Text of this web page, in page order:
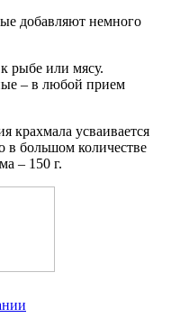
добавляют немного
рыбе или мясу.
– в любой прием
крахмала усваивается
в большом количестве
– 150 г.